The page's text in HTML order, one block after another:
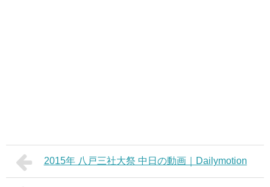
2015年 八戸三社大祭 中日の動画｜Dailymotion